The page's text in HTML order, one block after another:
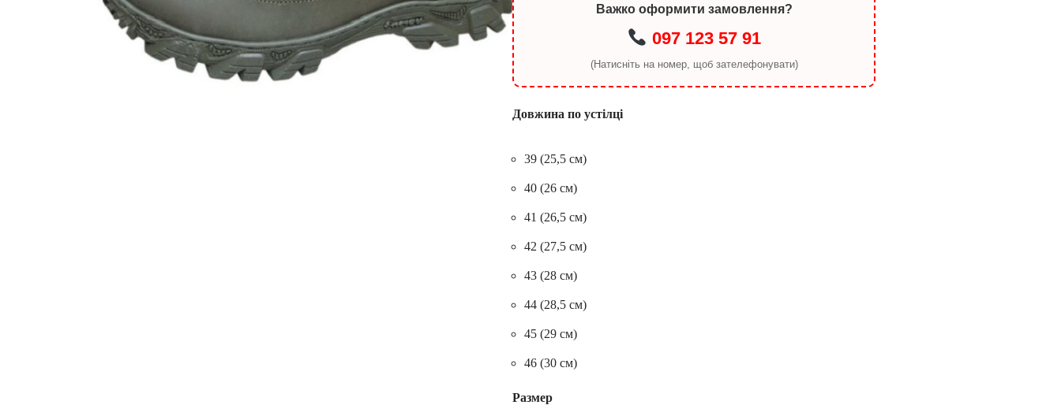
Важко оформити замовлення?
097 123 57 91
(Натисніть на номер, щоб зателефонувати)
Довжина по устілці
39 (25,5 см)
40 (26 см)
41 (26,5 см)
42 (27,5 см)
43 (28 см)
44 (28,5 см)
45 (29 см)
46 (30 см)
Размер